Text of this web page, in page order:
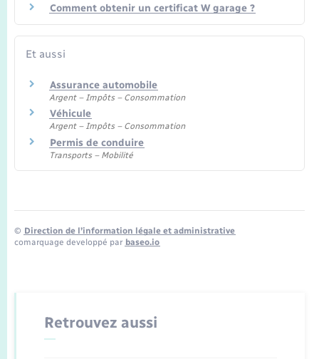
Comment obtenir un certificat W garage ?
Et aussi
Assurance automobile
Argent – Impôts – Consommation
Véhicule
Argent – Impôts – Consommation
Permis de conduire
Transports – Mobilité
© Direction de l’information légale et administrative
comarquage developpé par baseo.io
Retrouvez aussi